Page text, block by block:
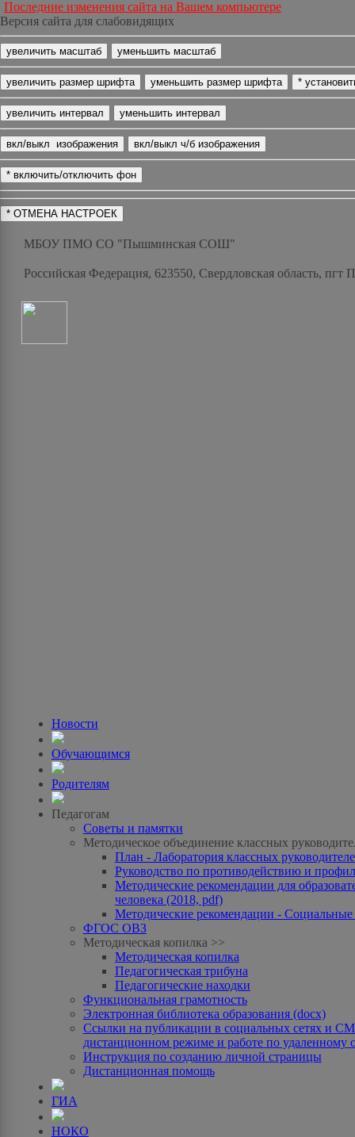
Последние изменения сайта на Вашем компьютере
Версия сайта для слабовидящих
МБОУ ПМО СО "Пышминская СОШ"
Российская Федерация, 623550, Свердловская область,
Новости
Обучающимся
Родителям
Педагогам
Советы и памятки
Методическое объединение классных
План - Лаборатория классных
Руководство по противодействию и
Методические рекомендации для
человека (2018, pdf)
Методические рекомендации -
ФГОС ОВЗ
Методическая копилка >>
Методическая копилка
Педагогическая трибуна
Педагогические находки
Функциональная грамотность
Электронная библиотека образования (docx)
Ссылки на публикации в социальных сетях и
дистанционном режиме и работе по удаленному
Инструкция по созданию личной страницы
Дистанционная помощь
ГИА
НОКО